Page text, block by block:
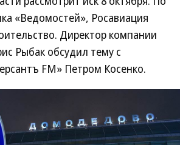
«Ведомостей», Росавиация
Директор компании
Рыбак обсудил тему с
FM» Петром Косенко.